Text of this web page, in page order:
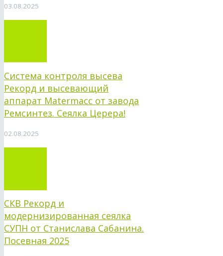
03.08.2025
Система контроля высева
Рекорд и высевающий
аппарат Matermacc от завода
Ремсинтез. Сеялка Церера!
02.08.2025
СКВ Рекорд и
модернизированная сеялка
СУПН от Станислава Сабанина.
Посевная 2025